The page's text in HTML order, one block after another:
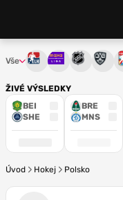
ŽIVÉ VÝSLEDKY
BEI
SHE
BRE
MNS
Vše Tipsport extraliga
Maxa ligaNHL KHL
Úvod Hokej Polsko